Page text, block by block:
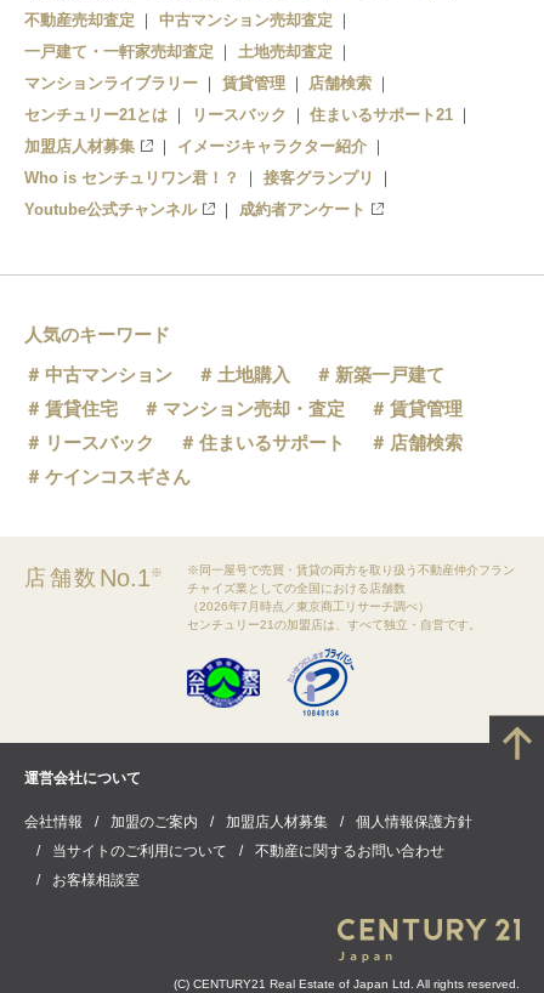
立川目駅
横川目駅
岩沢駅
和賀仙人駅
不動産売却査定
中古マンション売却査定
一戸建て・一軒家売却査定
土地売却査定
マンションライブラリー
賃貸管理
店舗検索
センチュリー21とは
リースバック
住まいるサポート21
加盟店人材募集
イメージキャラクター紹介
Who is センチュリワン君！？
接客グランプリ
Youtube公式チャンネル
成約者アンケート
人気のキーワード
中古マンション
土地購入
新築一戸建て
賃貸住宅
マンション売却・査定
賃貸管理
リースバック
住まいるサポート
店舗検索
ケインコスギさん
店舗数 No.1※
※同一屋号で売買・賃貸の両方を取り扱う不動産仲介フラン
チャイズ業としての全国における店舗数
（2026年7月時点／東京商工リサーチ調べ）
センチュリー21の加盟店は、すべて独立・自営です。
運営会社について
会社情報 加盟のご案内 加盟店人材募集
個人情報保護方針
当サイトのご利用について
不動産に関するお問い合わせ
お客様相談室
(C) CENTURY21 Real Estate of Japan Ltd. All rights reserved.